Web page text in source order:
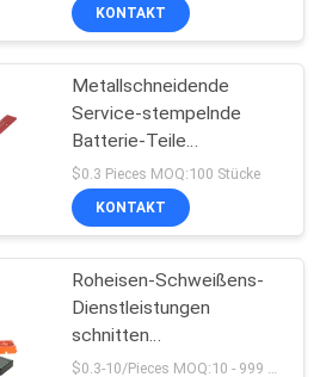
57
KONTAKT
Metallschneidende
Service-stempelnde
Batterie-Teile
Kohlenstoffstahl-Lasers
$0.3 Pieces MOQ:100 Stücke
KONTAKT
Roheisen-Schweißens-
Dienstleistungen
schnitten
Bearbeitungsmetallrohr-